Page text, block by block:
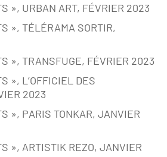
», URBAN ART, FÉVRIER 2023
», TÉLÉRAMA SORTIR,
», TRANSFUGE, FÉVRIER 2023
», L’OFFICIEL DES
2023
», PARIS TONKAR, JANVIER
», ARTISTIK REZO, JANVIER